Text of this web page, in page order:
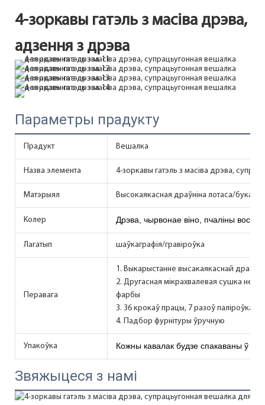
4-зоркавы гатэль з масіва дрэва,
адзення з дрэва
Параметры прадукту
Прадукт Вешалка
Назва элемента 4-зоркавы гатэль з масіва дрэва,
Матэрыял Высокаякасная драўніна лотаса/бука
Колер Дрэва, чырвонае віно, пчаліны воск,
Лагатып шаўкаграфія/гравіроўка
Перавага
1. Выкарыстанне высакаякаснай
2. Другасная мікрахвалевая сушка не
фарбы
3. 36 крокаў працы, 7 разоў паліроўка,
4. Падбор фурнітуры ўручную
Упакоўка Кожны кавалак будзе спакаваны ў
Звяжыцеся з намі